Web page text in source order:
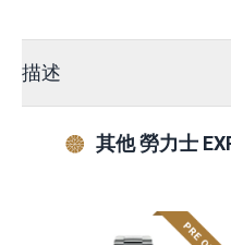
描述
其他 勞力士